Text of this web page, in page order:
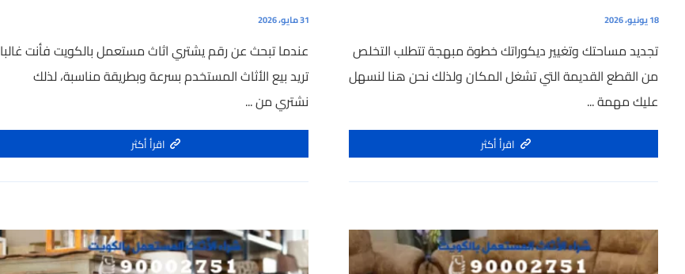
18 يونيو، 2026
تجديد مساحتك وتغيير ديكوراتك خطوة مبهجة تتطلب التخلص
من القطع القديمة التي تشغل المكان ولذلك نحن هنا لنسهل
عليك مهمة ...
اقرأ أكثر
31 مايو، 2026
عندما تبحث عن رقم يشتري اثاث مستعمل بالكويت فأنت غالبا
تريد بيع الأثاث المستخدم بسرعة وبطريقة مناسبة، لذلك
نشتري من ...
اقرأ أكثر